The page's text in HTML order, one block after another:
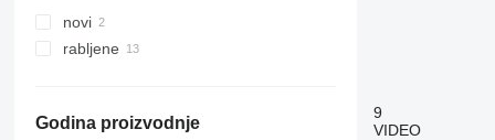
345
349
374
Vibromax
novi
rabljene
Godina proizvodnje
9
VIDEO